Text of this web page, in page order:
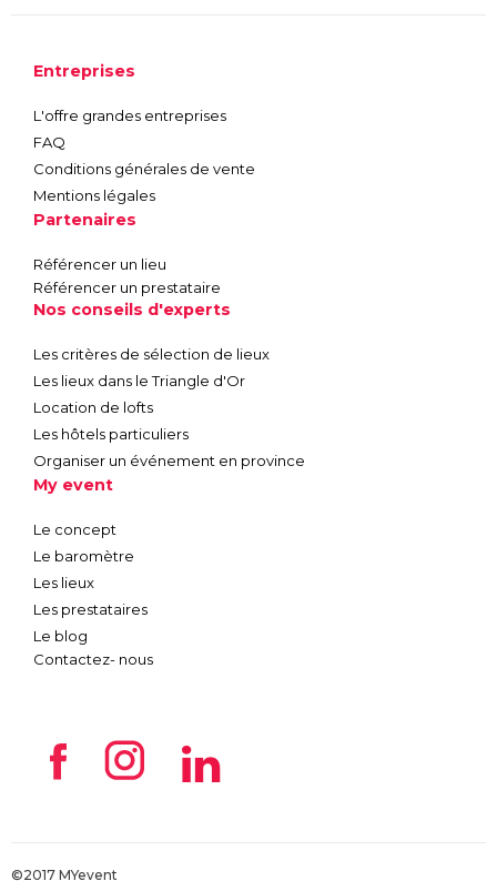
Entreprises
L'offre grandes entreprises
FAQ
Conditions générales de vente
Mentions légales
Partenaires
Référencer un lieu
Référencer un prestataire
Nos conseils d'experts
Les critères de sélection de lieux
Les lieux dans le Triangle d'Or
Location de lofts
Les hôtels particuliers
Organiser un événement en province
My event
Le concept
Le baromètre
Les lieux
Les prestataires
Le blog
Contactez- nous
©2017 MYevent